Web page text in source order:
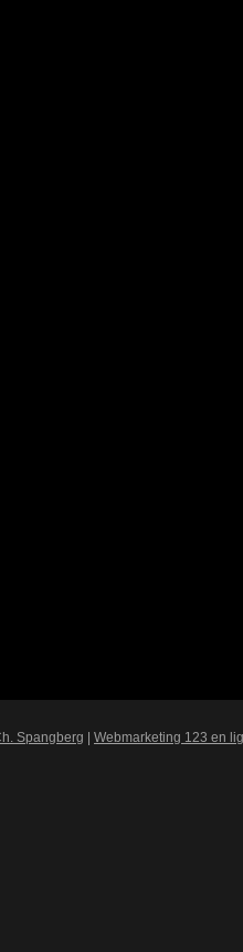
Spangberg Webmarketing 123 en